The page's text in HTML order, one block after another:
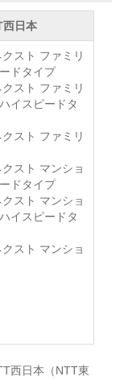
西日本
スト ファミリ
ドタイプ
スト ファミリ
イスピードタ
スト ファミリ
スト マンショ
ドタイプ
スト マンショ
イスピードタ
スト マンショ
西日本（NTT東